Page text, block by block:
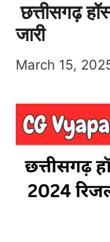
छत्तीसगढ़
जारी
March 15,